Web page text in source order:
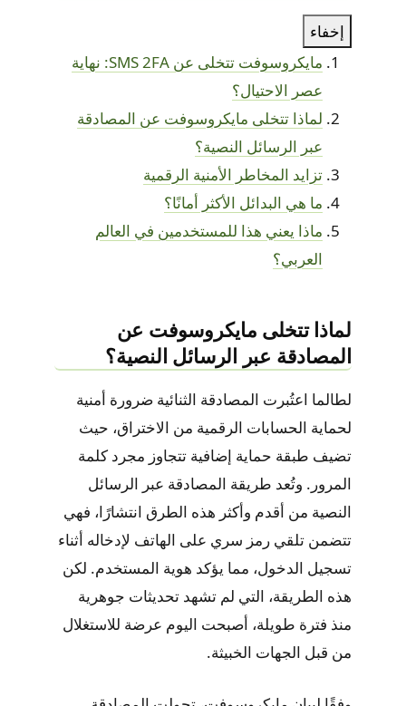
إخفاء
مايكروسوفت تتخلى عن SMS 2FA: نهاية
عصر الاحتيال؟
لماذا تتخلى مايكروسوفت عن المصادقة
عبر الرسائل النصية؟
تزايد المخاطر الأمنية الرقمية
ما هي البدائل الأكثر أمانًا؟
ماذا يعني هذا للمستخدمين في العالم
العربي؟
لماذا تتخلى مايكروسوفت عن
المصادقة عبر الرسائل النصية؟
لطالما اعتُبرت المصادقة الثنائية ضرورة أمنية
لحماية الحسابات الرقمية من الاختراق، حيث
تضيف طبقة حماية إضافية تتجاوز مجرد كلمة
المرور. وتُعد طريقة المصادقة عبر الرسائل
النصية من أقدم وأكثر هذه الطرق انتشارًا، فهي
تتضمن تلقي رمز سري على الهاتف لإدخاله أثناء
تسجيل الدخول، مما يؤكد هوية المستخدم. لكن
هذه الطريقة، التي لم تشهد تحديثات جوهرية
منذ فترة طويلة، أصبحت اليوم عرضة للاستغلال
من قبل الجهات الخبيثة.